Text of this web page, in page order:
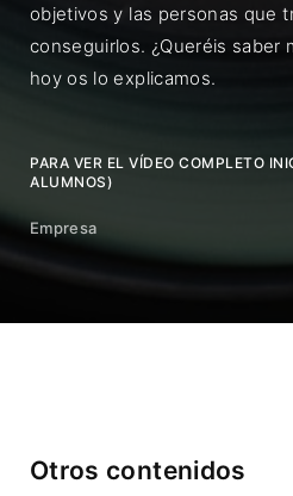
objetivos y las personas que
conseguirlos. ¿Queréis saber
hoy os lo explicamos.
PARA VER EL VÍDEO COMPLETO
ALUMNOS)
Empresa
Otros contenidos